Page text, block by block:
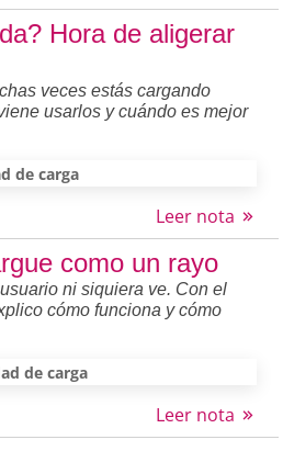
Hora de aligerar
veces estás cargando
usarlos y cuándo es mejor
de carga
Leer nota
como un rayo
ni siquiera ve. Con el
cómo funciona y cómo
de carga
Leer nota